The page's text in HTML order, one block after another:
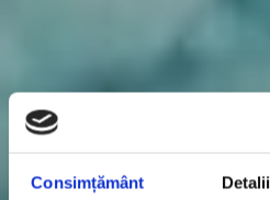
Consimțământ Detalii